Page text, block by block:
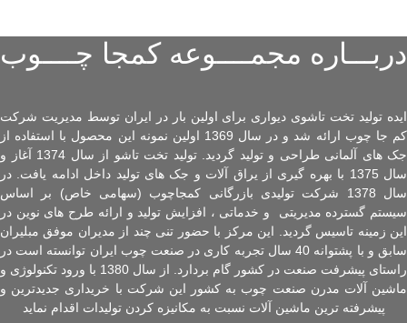
دربـــاره مجمــــوعه کمجا چــــوب
ایده تولید تخت تاشوی دیواری برای اولین بار در ایران توسط مدیریت شرکت
کم جا چوب ارائه شد و در سال 1369 اولین نمونه این محصول با استفاده از
جک های آلمانی طراحی و تولید گردید. تولید تخت تاشو از سال 1374 آغاز و
سال 1375 با بهره گیری از یراق آلات و جک های تولید داخل ادامه یافت. در
سال 1378 شرکت تولیدی بازرگانی کمجاچوب (سهامی خاص) بر اساس
سیستم گسترده مدیریتی و خدماتی ، افزایش تولید و ارائه طرح های نوین در
این زمینه تاسیس گردید. این مرکز با حضور تنی چند از مدیران موفق مبلیران
سابق و با پشتوانه 40 سال تجربه کاری در صنعت چوب ایران توانسته است در
راستای پیشرفت صنعت در کشور گام بردارد. از سال 1380 با ورود تکنولوژی و
ماشین آلات مدرن صنعت چوب به کشور این شرکت با خریداری جدیدترین و
پیشرفته ترین ماشین آلات نسبت به مکانیزه کردن تولیدات اقدام نماید